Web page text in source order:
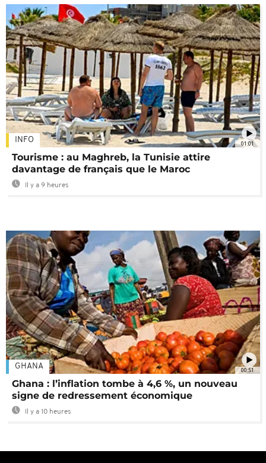
01:01
INFO
Tourisme : au Maghreb, la Tunisie attire
davantage de français que le Maroc
Il y a 9 heures
00:51
GHANA
Ghana : l’inflation tombe à 4,6 %, un nouveau
signe de redressement économique
Il y a 10 heures